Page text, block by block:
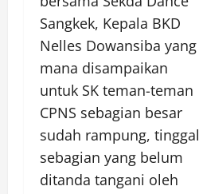
Sangkek, Kepala BKD
Nelles Dowansiba yang
mana disampaikan
untuk SK teman-teman
CPNS sebagian besar
sudah rampung, tinggal
sebagian yang belum
ditanda tangani oleh